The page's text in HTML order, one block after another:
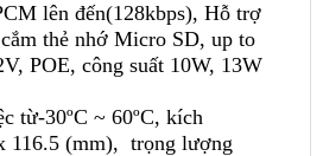
lên đến(128kbps), Hỗ trợ
thẻ nhớ Micro SD, up to
POE, công suất 10W, 13W
từ-30ºC ~ 60ºC, kích
116.5 (mm), trọng lượng